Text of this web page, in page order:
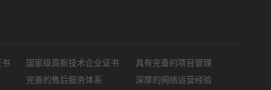
国家级高新技术企业证书
具有完备的项目管理
完善的售后服务体系 深厚的网络运营经验